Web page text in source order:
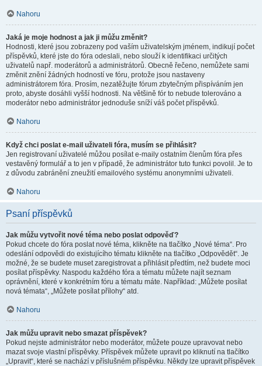
Nahoru
Jaká je moje hodnost a jak ji můžu změnit?
Hodnosti, které jsou zobrazeny pod vaším uživatelským jménem, indikují počet
příspěvků, které jste do fóra odeslali, nebo slouží k identifikaci určitých
uživatelů např. moderátorů a administrátorů. Obecně řečeno, nemůžete sami
změnit znění žádných hodností ve fóru, protože jsou nastaveny
administrátorem fóra. Prosím, nezatěžujte fórum zbytečným přispíváním jen
proto, abyste dosáhli vyšší hodnosti. Na většině fór to nebude tolerováno a
moderátor nebo administrátor jednoduše sníží váš počet příspěvků.
Nahoru
Když chci poslat e-mail uživateli fóra, musím se přihlásit?
Jen registrovaní uživatelé můžou posílat e-maily ostatním členům fóra přes
vestavěný formulář a to jen v případě, že administrátor tuto funkci povolil. Je to
z důvodu zabránění zneužití emailového systému anonymními uživateli.
Nahoru
Psaní příspěvků
Jak můžu vytvořit nové téma nebo poslat odpověď?
Pokud chcete do fóra poslat nové téma, klikněte na tlačítko „Nové téma“. Pro
odeslání odpovědi do existujícího tématu klikněte na tlačítko „Odpovědět“. Je
možné, že se budete muset zaregistrovat a přihlásit předtím, než budete moci
posílat příspěvky. Naspodu každého fóra a tématu můžete najít seznam
oprávnění, které v konkrétním fóru a tématu máte. Například: „Můžete posílat
nová témata“, „Můžete posílat přílohy“ atd.
Nahoru
Jak můžu upravit nebo smazat příspěvek?
Pokud nejste administrátor nebo moderátor, můžete pouze upravovat nebo
mazat svoje vlastní příspěvky. Příspěvek můžete upravit po kliknutí na tlačítko
„Upravit“, které se nachází v příslušném příspěvku. Někdy lze upravit příspěvek